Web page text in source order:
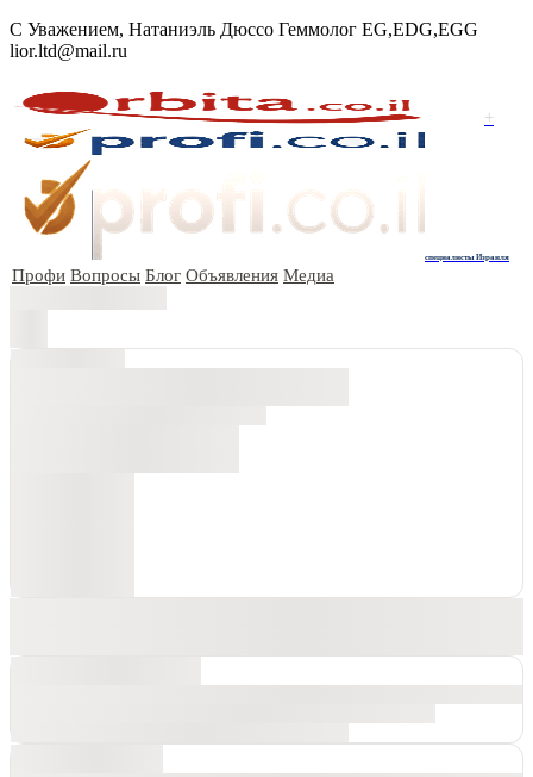
С Уважением, Натаниэль Дюссо Геммолог EG,EDG,EGG
lior.ltd@mail.ru
+
специалисты Израиля
Профи Вопросы Блог Объявления Медиа